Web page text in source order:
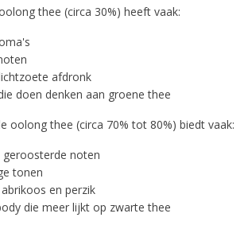
thee (circa 30%) heeft vaak:
afdronk
doen denken aan groene thee
oolong thee (circa 70% tot 80%) biedt vaak:
noten
tonen
en perzik
die meer lijkt op zwarte thee